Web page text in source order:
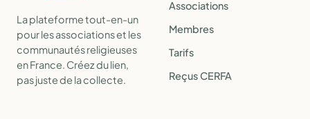
La plateforme tout-en-un
pour les associations et les
communautés religieuses
en France. Créez du lien,
pas juste de la collecte.
Associations
Membres
Tarifs
Reçus CERFA